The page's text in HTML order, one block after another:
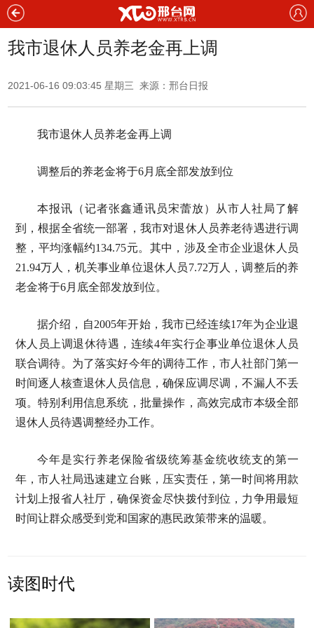
我市退休人员养老金再上调
2021-06-16 09:03:45 星期三 来源：邢台日报
我市退休人员养老金再上调
调整后的养老金将于6月底全部发放到位
本报讯（记者张鑫通讯员宋蕾放）从市人社局了解
到，根据全省统一部署，我市对退休人员养老待遇进行调
整，平均涨幅约134.75元。其中，涉及全市企业退休人员
21.94万人，机关事业单位退休人员7.72万人，调整后的养
老金将于6月底全部发放到位。
据介绍，自2005年开始，我市已经连续17年为企业退
休人员上调退休待遇，连续4年实行企事业单位退休人员
联合调待。为了落实好今年的调待工作，市人社部门第一
时间逐人核查退休人员信息，确保应调尽调，不漏人不丢
项。特别利用信息系统，批量操作，高效完成市本级全部
退休人员待遇调整经办工作。
今年是实行养老保险省级统筹基金统收统支的第一
年，市人社局迅速建立台账，压实责任，第一时间将用款
计划上报省人社厅，确保资金尽快拨付到位，力争用最短
时间让群众感受到党和国家的惠民政策带来的温暖。
读图时代